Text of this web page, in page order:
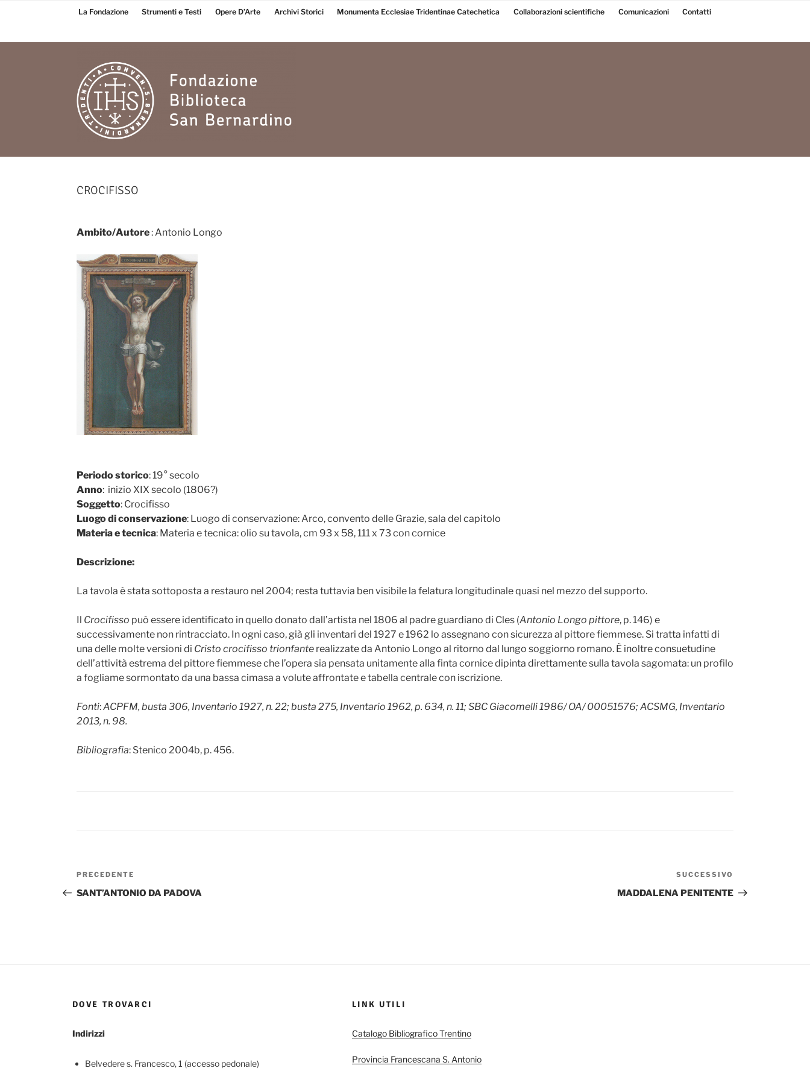
Fondazione
Bernardino
La Fondazione Strumenti e Testi Opere D’Arte Archivi Storici Monumenta Ecclesiae Tridentinae Catechetica Collaborazioni scientifiche Comunicazioni Contatti
CROCIFISSO
Ambito/Autore: Antonio Longo
Periodo storico: 19° secolo
Anno: inizio XIX secolo (1806?)
Soggetto: Crocifisso
Luogo di conservazione: Luogo di conservazione: Arco, convento delle Grazie, sala del capitolo
Materia e tecnica: Materia e tecnica: olio su tavola, cm 93 x 58, 111 x 73 con cornice
Descrizione:
La tavola è stata sottoposta a restauro nel 2004; resta tuttavia ben visibile la felatura longitudinale quasi nel mezzo del supporto.
Il Crocifisso può essere identificato in quello donato dall’artista nel 1806 al padre guardiano di Cles (Antonio Longo pittore, p. 146) e
successivamente non rintracciato. In ogni caso, già gli inventari del 1927 e 1962 lo assegnano con sicurezza al pittore fiemmese. Si tratta infatti di
una delle molte versioni di Cristo crocifisso trionfanterealizzate da Antonio Longo al ritorno dal lungo soggiorno romano. È inoltre consuetudine
dell’attività estrema del pittore fiemmese che l’opera sia pensata unitamente alla finta cornice dipinta direttamente sulla tavola sagomata: un profilo
a fogliame sormontato da una bassa cimasa a volute affrontate e tabella centrale con iscrizione.
Fonti:ACPFM, busta 306, Inventario 1927, n. 22; busta 275, Inventario 1962, p. 634, n. 11; SBC Giacomelli 1986/ OA/ 00051576; ACSMG, Inventario
2013, n. 98.
Bibliografia: Stenico 2004b, p. 456.
Navigazione
articoli
Articolo
precedente:
PRECEDENTE
SANT’ANTONIO DA PADOVA
successivo
SUCCESSIVO
MADDALENA PENITENTE
DOVE TROVARCI
Indirizzi
Belvedere s. Francesco, 1 (accesso pedonale)
LINK UTILI
Catalogo Bibliografico Trentino
Provincia Francescana S. Antonio